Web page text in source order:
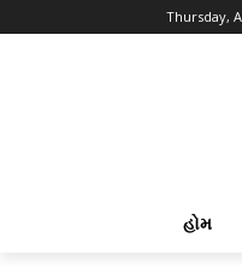
Thursday,
હોમ